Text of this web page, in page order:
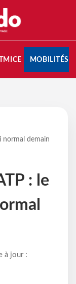
MICE MOBILITÉS
normal demain
: le
à jour :